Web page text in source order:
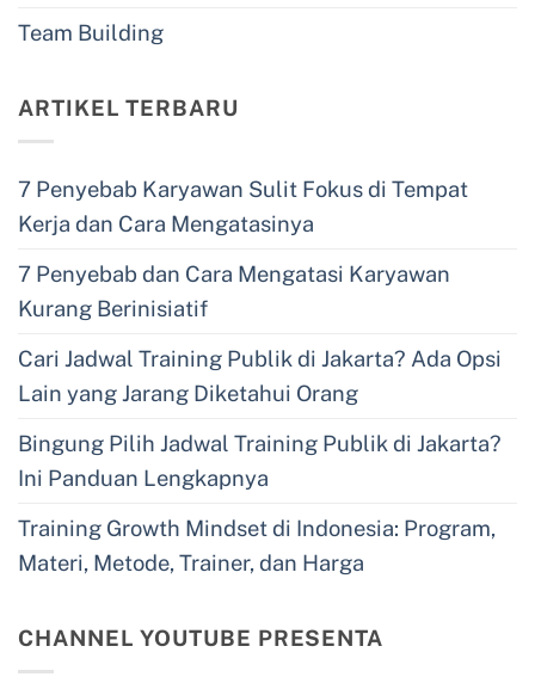
Team Building
ARTIKEL TERBARU
7 Penyebab Karyawan Sulit Fokus di Tempat
Kerja dan Cara Mengatasinya
7 Penyebab dan Cara Mengatasi Karyawan
Kurang Berinisiatif
Cari Jadwal Training Publik di Jakarta? Ada Opsi
Lain yang Jarang Diketahui Orang
Bingung Pilih Jadwal Training Publik di Jakarta?
Ini Panduan Lengkapnya
Training Growth Mindset di Indonesia: Program,
Materi, Metode, Trainer, dan Harga
CHANNEL YOUTUBE PRESENTA